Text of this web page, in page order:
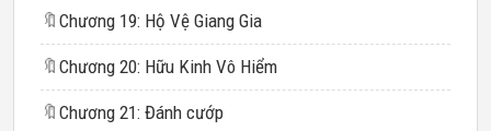
🔖 Chương 19: Hộ Vệ Giang Gia
🔖 Chương 20: Hữu Kinh Vô Hiểm
🔖 Chương 21: Đánh cướp